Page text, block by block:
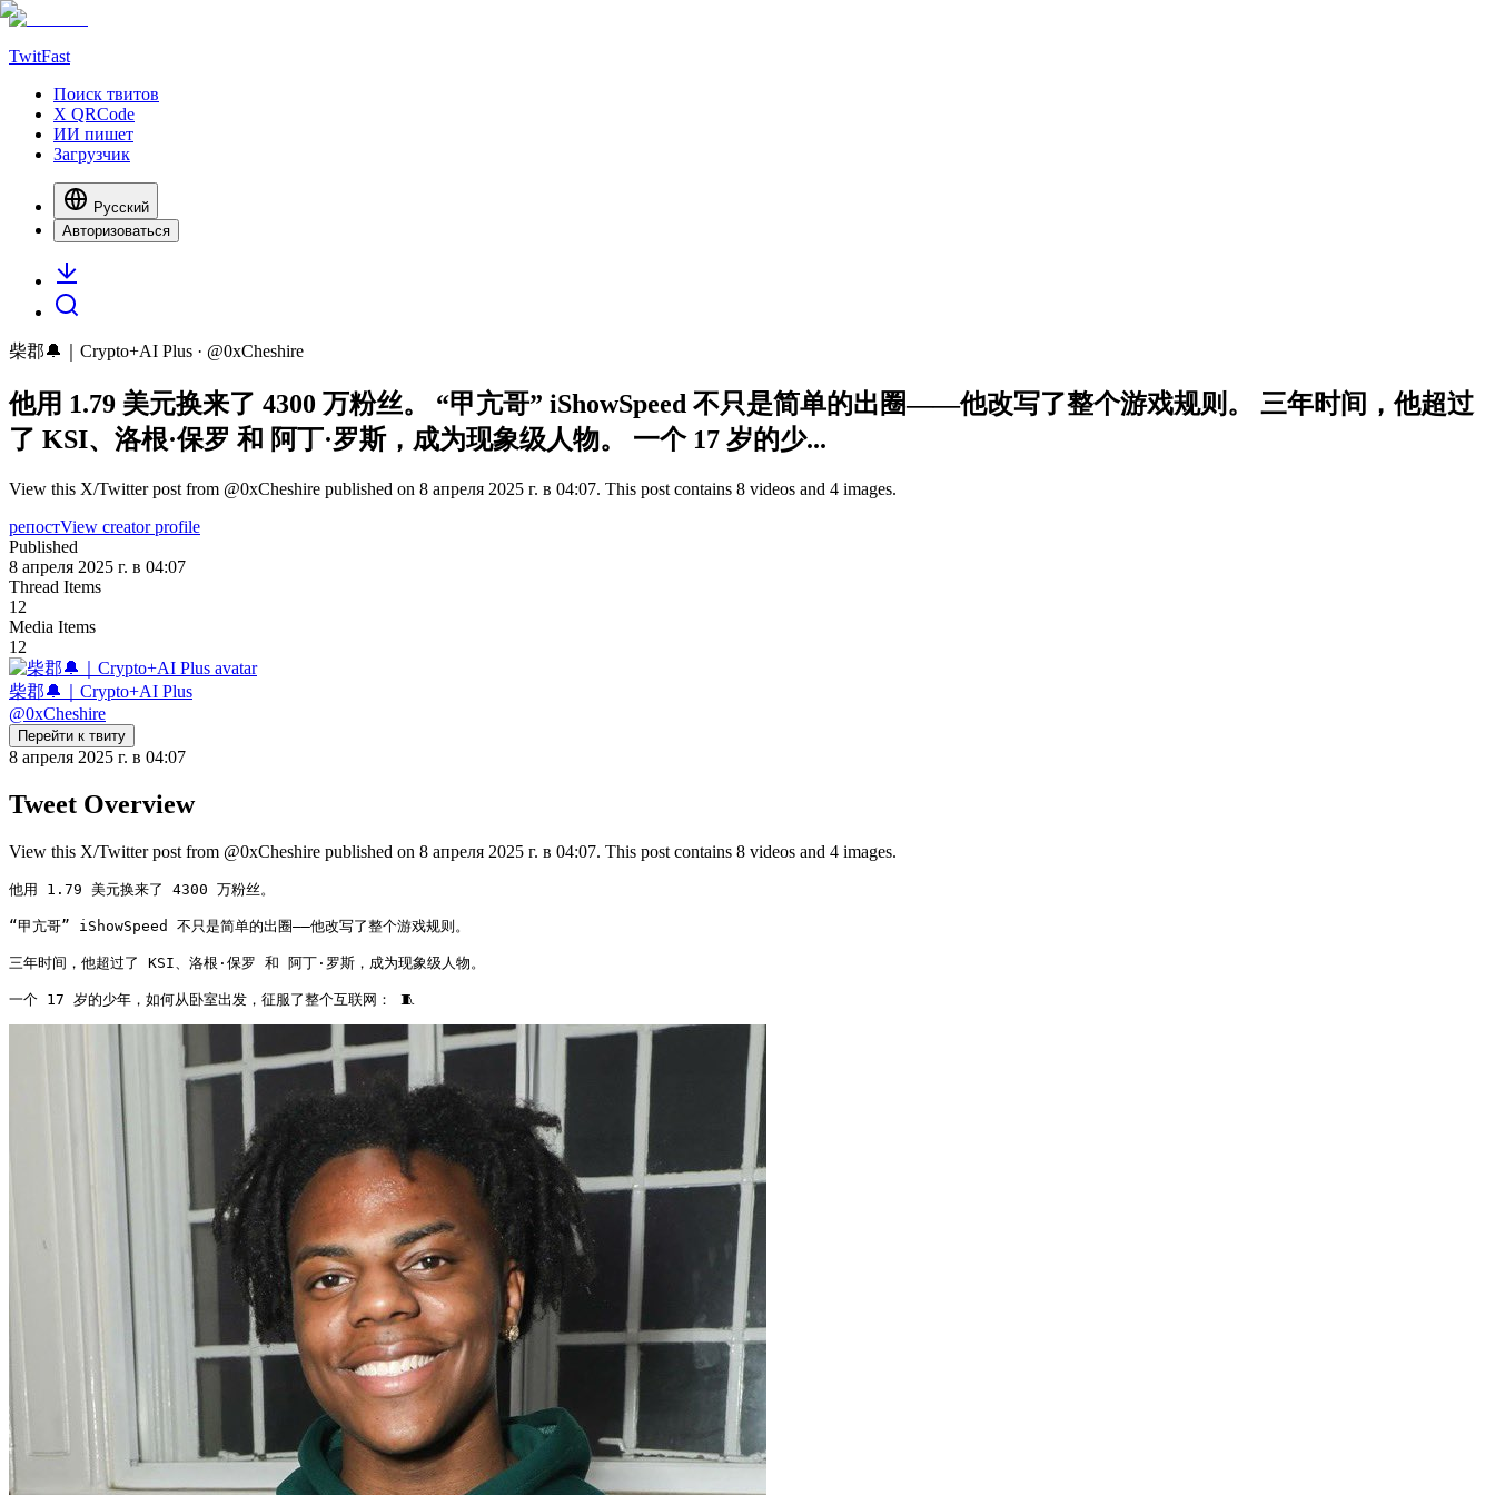
TwitFast
Поиск твитов
X QRCode
ИИ пишет
Загрузчик
Русский
Авторизоваться
柴郡🔔｜Crypto+AI Plus · @0xCheshire
他用 1.79 美元换来了 4300 万粉丝。 “甲亢哥” iShowSpeed 不只是简单的出圈——他改写了整个游戏规则。 三年时间，他超过
了 KSI、洛根·保罗 和 阿丁·罗斯，成为现象级人物。 一个 17 岁的少...
View this X/Twitter post from @0xCheshire published on 8 апреля 2025 г. в 04:07. This post contains 8 videos and 4 images.
репостView creator profile
Published
8 апреля 2025 г. в 04:07
Thread Items
12
Media Items
12
柴郡🔔｜Crypto+AI Plus
@0xCheshire
Перейти к твиту
8 апреля 2025 г. в 04:07
Tweet Overview
View this X/Twitter post from @0xCheshire published on 8 апреля 2025 г. в 04:07. This post contains 8 videos and 4 images.
他用 1.79 美元换来了 4300 万粉丝。
“甲亢哥” iShowSpeed 不只是简单的出圈——他改写了整个游戏规则。
三年时间，他超过了 KSI、洛根·保罗 和 阿丁·罗斯，成为现象级人物。
一个 17 岁的少年，如何从卧室出发，征服了整个互联网： 🧵